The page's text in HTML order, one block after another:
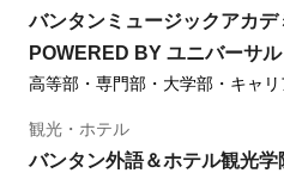
バンタンミュージックアカデ
POWERED BY ユニバーサ
高等部・専門部・大学部・キャリ
観光・ホテル
バンタン外語＆ホテル観光学